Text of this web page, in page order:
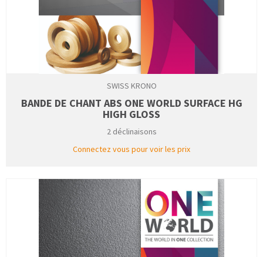
SWISS KRONO
BANDE DE CHANT ABS ONE WORLD SURFACE HG
HIGH GLOSS
2 déclinaisons
Connectez vous pour voir les prix